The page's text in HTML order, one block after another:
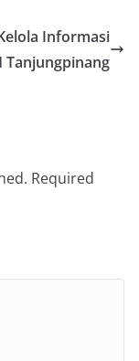
Informasi
Tanjungpinang
Required